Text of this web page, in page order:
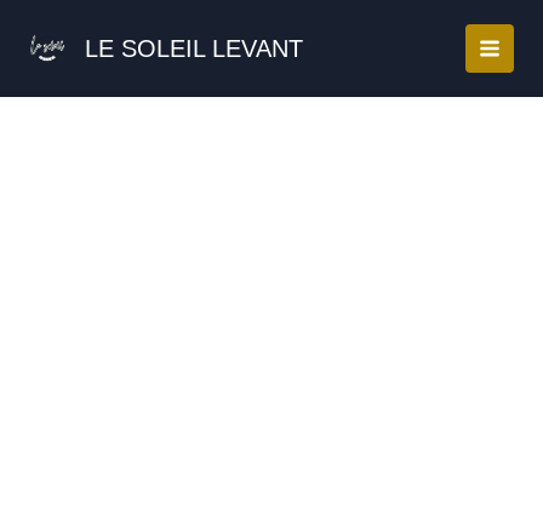
LE SOLEIL LEVANT
Promo !